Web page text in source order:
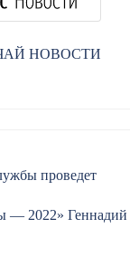
НОВОСТИ
проведет
— 2022» Геннадий